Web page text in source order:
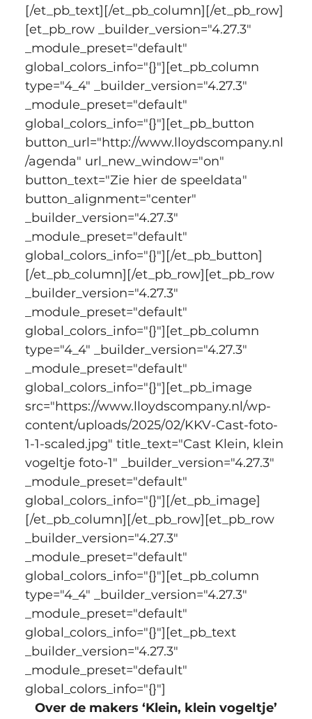
[/et_pb_text][/et_pb_column][/et_pb_row]
[et_pb_row _builder_version="4.27.3"
_module_preset="default"
global_colors_info="{}"][et_pb_column
type="4_4" _builder_version="4.27.3"
_module_preset="default"
global_colors_info="{}"][et_pb_button
button_url="http://www.lloydscompany.nl
/agenda" url_new_window="on"
button_text="Zie hier de speeldata"
button_alignment="center"
_builder_version="4.27.3"
_module_preset="default"
global_colors_info="{}"][/et_pb_button]
[/et_pb_column][/et_pb_row][et_pb_row
_builder_version="4.27.3"
_module_preset="default"
global_colors_info="{}"][et_pb_column
type="4_4" _builder_version="4.27.3"
_module_preset="default"
global_colors_info="{}"][et_pb_image
src="https://www.lloydscompany.nl/wp-
content/uploads/2025/02/KKV-Cast-foto-
1-1-scaled.jpg" title_text="Cast Klein, klein
vogeltje foto-1" _builder_version="4.27.3"
_module_preset="default"
global_colors_info="{}"][/et_pb_image]
[/et_pb_column][/et_pb_row][et_pb_row
_builder_version="4.27.3"
_module_preset="default"
global_colors_info="{}"][et_pb_column
type="4_4" _builder_version="4.27.3"
_module_preset="default"
global_colors_info="{}"][et_pb_text
_builder_version="4.27.3"
_module_preset="default"
global_colors_info="{}"]
Over de makers ‘Klein, klein vogeltje’